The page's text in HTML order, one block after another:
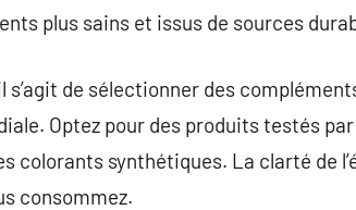
plus sains et issus de sources
s’agit de sélectionner des
Optez pour des produits testés
colorants synthétiques. La clarté de
consommez.